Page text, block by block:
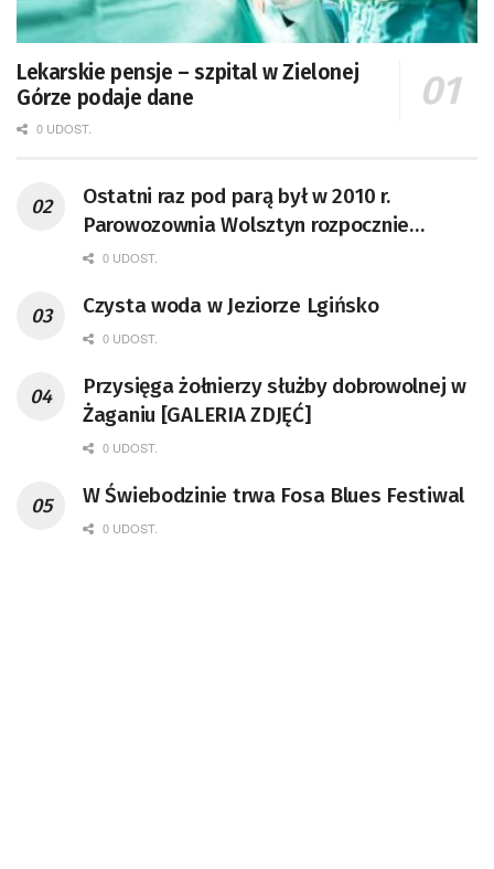
Lekarskie pensje – szpital w Zielonej
Górze podaje dane
0 UDOST.
Ostatni raz pod parą był w 2010 r.
Parowozownia Wolsztyn rozpocznie
remont unikatowego Tr5-65
0 UDOST.
Czysta woda w Jeziorze Lgińsko
0 UDOST.
Przysięga żołnierzy służby dobrowolnej w
Żaganiu [GALERIA ZDJĘĆ]
0 UDOST.
W Świebodzinie trwa Fosa Blues Festiwal
0 UDOST.